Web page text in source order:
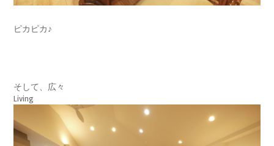
ピカピカ♪
そして、広々
Living